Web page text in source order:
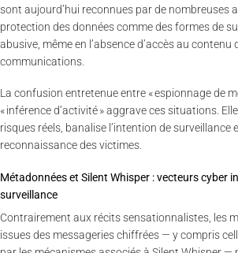
sont aujourd’hui reconnues par de nombreuses
protection des données comme des formes de
abusive, même en l’absence d’accès au contenu
communications.
La confusion entretenue entre « espionnage de
« inférence d’activité » aggrave ces situations.
risques réels, banalise l’intention de surveillance
reconnaissance des victimes.
Métadonnées et Silent Whisper : vecteurs cyber
surveillance
Contrairement aux récits sensationnalistes, les
issues des messageries chiffrées — y compris